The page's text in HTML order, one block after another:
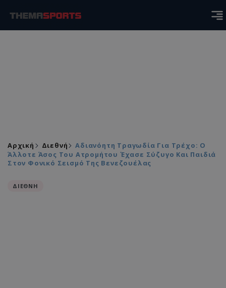
Αρχική Διεθνή
Αδιανόητη Τραγωδία Για Τρέχο: Ο
Άλλοτε Άσος Του Ατρομήτου Έχασε Σύζυγο Και Παιδιά
Στον Φονικό Σεισμό Της Βενεζουέλας
ΔΙΕΘΝΗ